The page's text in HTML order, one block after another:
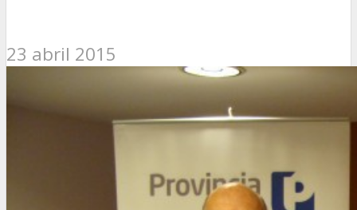
23 abril 2015